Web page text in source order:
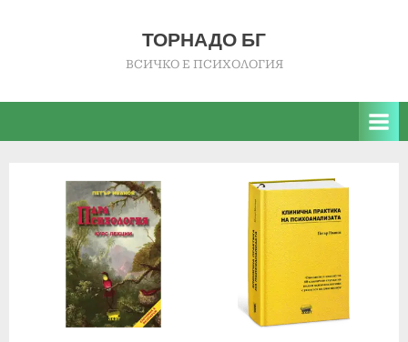
ТОРНАДО БГ
ВСИЧКО Е ПСИХОЛОГИЯ